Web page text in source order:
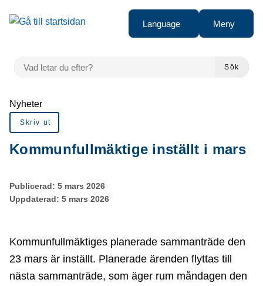
Gå till innehåll
Language Meny
VAD LETAR DU EFTER?
Sök
Du är här:
Nyheter
Skriv ut
Kommunfullmäktige inställt i mars
Publicerad: 5 mars 2026
Uppdaterad: 5 mars 2026
Kommunfullmäktiges planerade sammanträde den
23 mars är inställt. Planerade ärenden flyttas till
nästa sammanträde, som äger rum måndagen den